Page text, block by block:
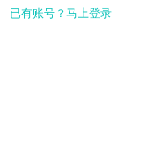
已有账号？马上登录